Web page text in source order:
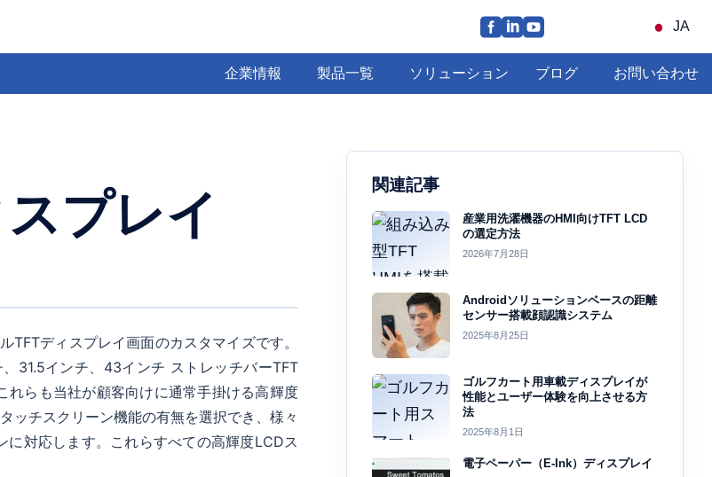
JA
企業情報 製品一覧 ソリューション ブログ お問い合わせ
プレイ
ディスプレイ画面のカスタマイズです。
31.5インチ、43インチ ストレッチバーTFT
らも当社が顧客向けに通常手掛ける高輝度
ッチスクリーン機能の有無を選択でき、様々
対応します。これらすべての高輝度LCDス
関連記事
産業用洗濯機器のHMI向けTFT LCD
の選定方法
2026年7月28日
Androidソリューションベースの距離
センサー搭載顔認識システム
2025年8月25日
ゴルフカート用車載ディスプレイが
性能とユーザー体験を向上させる方
法
2025年8月1日
電子ペーパー（E-Ink）ディスプレイ